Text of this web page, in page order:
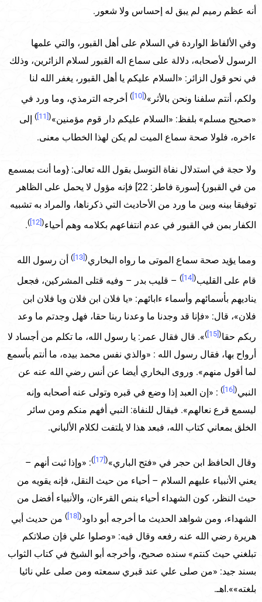
أنه عظم رميم لم يبق له إحساس ولا شعور.
وفي الألفاظ الواردة في السلام على أهل القبور، والتي علمها
الرسول لأصحابه، دلالة على سماع اله القبور لسلام الزائرين، وذلك
في نحو قول الزائر: «السلام عليكم يا أهل القبور، يغفر الله لنا
ولكم، أنتم سلفنا ونحن بالأثر»(
) أخرجه الترمذي، وما ورد في
«صحيح مسلم» بلفظ: «السلام عليكم دار قوم مؤمنين»(
) إلى
ءاخره، فلولا صحة سماع الميت لم يكن لهذا الخطاب معنى.
ولا حجة في استدلال نفاة التوسل بقول الله تعالى: {وما أنت بمسمع
من في القبور} [سورة فاطر: 22] فإنه مؤول لا يحمل على الظاهر
توفيقا بينه وبين ما ورد من الأحاديث التي ذكرناها، والمراد به تشبيه
الكفار بمن في القبور في عدم انتفاعهم بكلامه وهم أحياء(
[12]
)
.
ومما يؤيد صحة سماع الموتى ما رواه البخاري(
) أن رسول الله
قام على القليب(
) – قليب بدر – وفيه قتلى المشركين، فجعل
يناديهم بأسمائهم وأسماء ءابائهم: «يا فلان ابن فلان ويا فلان ابن
فلان»، قال: «فإنا قد وجدنا ما وعدنا ربنا حقا، فهل وجدتم ما وعد
ربكم حقا(
[15]
)». قال فقال عمر: يا رسول الله، ما تكلم من أجساد لا
أرواح بها، فقال رسول الله : «والذي نفس محمد بيده، ما أنتم بأسمع
لما أقول منهم». وروى البخاري أيضا عن أنس رضي الله عنه عن
النبي(
) : «إن العبد إذا وضع في قبره وتولى عنه أصحابه وإنه
ليسمع قرع نعالهم». فيقال للنفاة: النبي أفهم منكم ومن سائر
الخلق بمعاني كتاب الله، فبعد هذا لا يلتفت لكلام الألباني.
وقال الحافظ ابن حجر في «فتح الباري»(
): «وإذا ثبت أنهم –
يعني الأنبياء عليهم السلام – أحياء من حيث النقل، فإنه يقويه من
حيث النظر، كون الشهداء أحياء بنص القرءان، والأنبياء أفضل من
الشهداء، ومن شواهد الحديث ما أخرجه أبو داود(
[18]
) من حديث أبي
هريرة رضي الله عنه رفعه وقال فيه: «وصلوا علي فإن صلاتكم
تبلغني حيث كنتم» سنده صحيح، وأخرجه أبو الشيخ في كتاب الثواب
بسند جيد: «من صلى علي عند قبري سمعته ومن صلى علي نائيا
بلغته»».اهـ.